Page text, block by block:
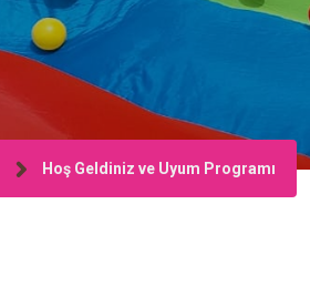
Hoş Geldiniz ve Uyum Programı